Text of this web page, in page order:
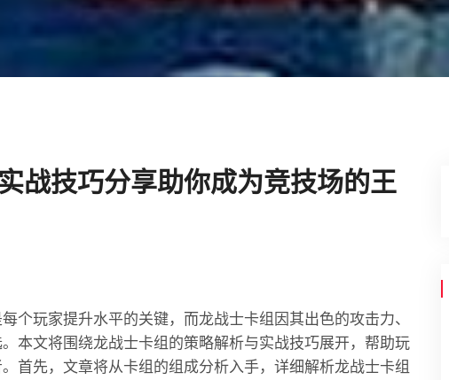
战技巧分享助你成为竞技场的王
个玩家提升水平的关键，而龙战士卡组因其出色的攻击力、
本文将围绕龙战士卡组的策略解析与实战技巧展开，帮助玩
首先，文章将从卡组的组成分析入手，详细解析龙战士卡组